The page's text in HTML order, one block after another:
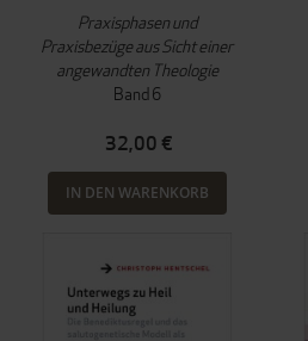
Praxisphasen und
Praxisbezüge aus Sicht einer
angewandten Theologie
Band 6
32,00 €
IN DEN WARENKORB